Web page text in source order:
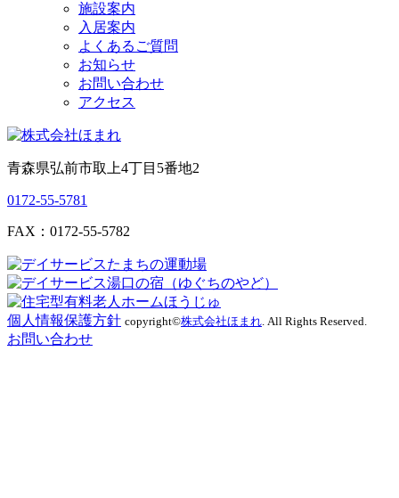
施設案内
入居案内
よくあるご質問
お知らせ
お問い合わせ
アクセス
青森県弘前市取上4丁目5番地2
0172-55-5781
FAX：0172-55-5782
個人情報保護方針 copyright©株式会社ほまれ. All Rights Reserved.
お問い合わせ